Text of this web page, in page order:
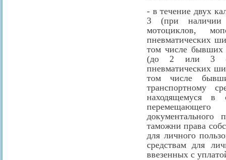
- в течение двух
3 (при наличии
мотоциклов,
пневматических
том числе бывших
(до 2 или 3
пневматических
том числе
транспортному
находящемуся в
документального
таможни права
для личного
средствам для
ввезенных с